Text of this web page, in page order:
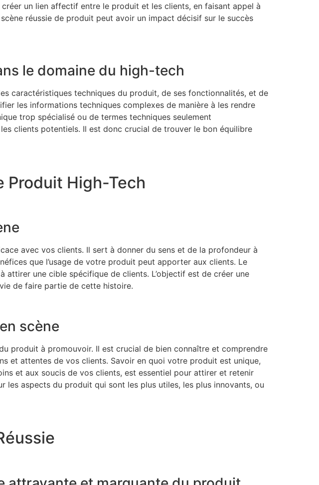
un lien affectif entre le produit et les clients, en faisant appel à
réussie de produit peut avoir un impact décisif sur le succès
le domaine du high-tech
caractéristiques techniques du produit, de ses fonctionnalités, et de
les informations techniques complexes de manière à les rendre
trop spécialisé ou de termes techniques seulement
clients potentiels. Il est donc crucial de trouver le bon équilibre
Produit High-Tech
avec vos clients. Il sert à donner du sens et de la profondeur à
que l’usage de votre produit peut apporter aux clients. Le
une cible spécifique de clients. L’objectif est de créer une
de faire partie de cette histoire.
scène
produit à promouvoir. Il est crucial de bien connaître et comprendre
et attentes de vos clients. Savoir en quoi votre produit est unique,
et aux soucis de vos clients, est essentiel pour attirer et retenir
les aspects du produit qui sont les plus utiles, les plus innovants, ou